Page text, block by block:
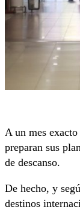
A un mes exacto
preparan sus
de descanso.
De hecho, y
destinos